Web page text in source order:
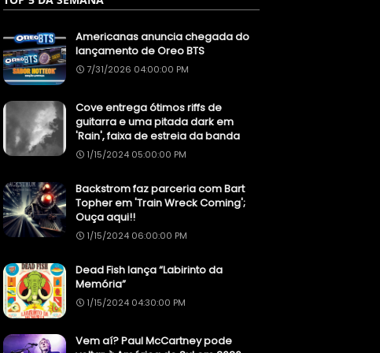
Americanas anuncia chegada do
lançamento de Oreo BTS
7/31/2026 04:00:00 PM
Cove entrega ótimos riffs de
guitarra e uma pitada dark em
'Rain', faixa de estreia da banda
1/15/2024 05:00:00 PM
Backstrom faz parceria com Bart
Topher em 'Train Wreck Coming';
Ouça aqui!!
1/15/2024 06:00:00 PM
Dead Fish lança “Labirinto da
Memória”
1/15/2024 04:30:00 PM
Vem aí? Paul McCartney pode